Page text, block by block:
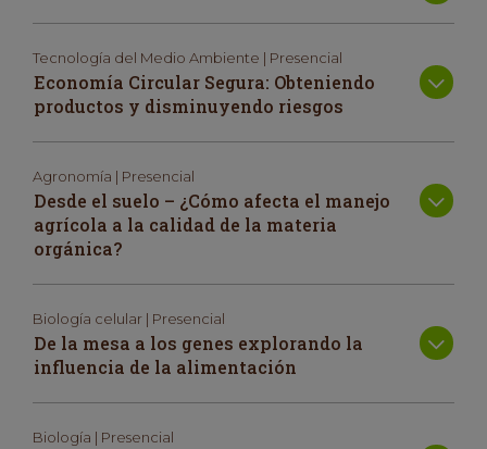
Tecnología del Medio Ambiente | Presencial
Economía Circular Segura: Obteniendo
productos y disminuyendo riesgos
Agronomía | Presencial
Desde el suelo – ¿Cómo afecta el manejo
agrícola a la calidad de la materia
orgánica?
Biología celular | Presencial
De la mesa a los genes explorando la
influencia de la alimentación
Biología | Presencial